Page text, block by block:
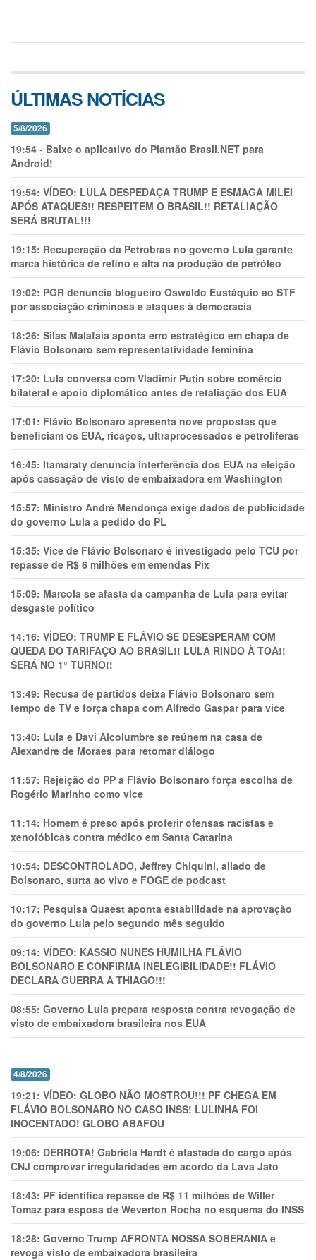
ÚLTIMAS NOTÍCIAS
5/8/2026
19:54 - Baixe o aplicativo do Plantão Brasil.NET para
Android!
19:54: VÍDEO: LULA DESPEDAÇA TRUMP E ESMAGA MILEI
APÓS ATAQUES!! RESPEITEM O BRASIL!! RETALIAÇÃO
SERÁ BRUTAL!!!
19:15: Recuperação da Petrobras no governo Lula garante
marca histórica de refino e alta na produção de petróleo
19:02: PGR denuncia blogueiro Oswaldo Eustáquio ao STF
por associação criminosa e ataques à democracia
18:26: Silas Malafaia aponta erro estratégico em chapa de
Flávio Bolsonaro sem representatividade feminina
17:20: Lula conversa com Vladimir Putin sobre comércio
bilateral e apoio diplomático antes de retaliação dos EUA
17:01: Flávio Bolsonaro apresenta nove propostas que
beneficiam os EUA, ricaços, ultraprocessados e petrolíferas
16:45: Itamaraty denuncia interferência dos EUA na eleição
após cassação de visto de embaixadora em Washington
15:57: Ministro André Mendonça exige dados de publicidade
do governo Lula a pedido do PL
15:35: Vice de Flávio Bolsonaro é investigado pelo TCU por
repasse de R$ 6 milhões em emendas Pix
15:09: Marcola se afasta da campanha de Lula para evitar
desgaste político
14:16: VÍDEO: TRUMP E FLÁVIO SE DESESPERAM COM
QUEDA DO TARIFAÇO AO BRASIL!! LULA RINDO À TOA!!
SERÁ NO 1° TURNO!!
13:49: Recusa de partidos deixa Flávio Bolsonaro sem
tempo de TV e força chapa com Alfredo Gaspar para vice
13:40: Lula e Davi Alcolumbre se reúnem na casa de
Alexandre de Moraes para retomar diálogo
11:57: Rejeição do PP a Flávio Bolsonaro força escolha de
Rogério Marinho como vice
11:14: Homem é preso após proferir ofensas racistas e
xenofóbicas contra médico em Santa Catarina
10:54: DESCONTROLADO, Jeffrey Chiquini, aliado de
Bolsonaro, surta ao vivo e FOGE de podcast
10:17: Pesquisa Quaest aponta estabilidade na aprovação
do governo Lula pelo segundo mês seguido
09:14: VÍDEO: KASSIO NUNES HUMlLHA FLÁVIO
BOLSONARO E CONFIRMA INELEGIBILIDADE!! FLÁVIO
DECLARA GUERRA A THIAGO!!!
08:55: Governo Lula prepara resposta contra revogação de
visto de embaixadora brasileira nos EUA
4/8/2026
19:21: VÍDEO: GLOBO NÃO MOSTROU!!! PF CHEGA EM
FLÁVIO BOLSONARO NO CASO INSS! LULINHA FOI
INOCENTADO! GLOBO ABAFOU
19:06: DERROTA! Gabriela Hardt é afastada do cargo após
CNJ comprovar irregularidades em acordo da Lava Jato
18:43: PF identifica repasse de R$ 11 milhões de Willer
Tomaz para esposa de Weverton Rocha no esquema do INSS
18:28: Governo Trump AFRONTA NOSSA SOBERANIA e
revoga visto de embaixadora brasileira